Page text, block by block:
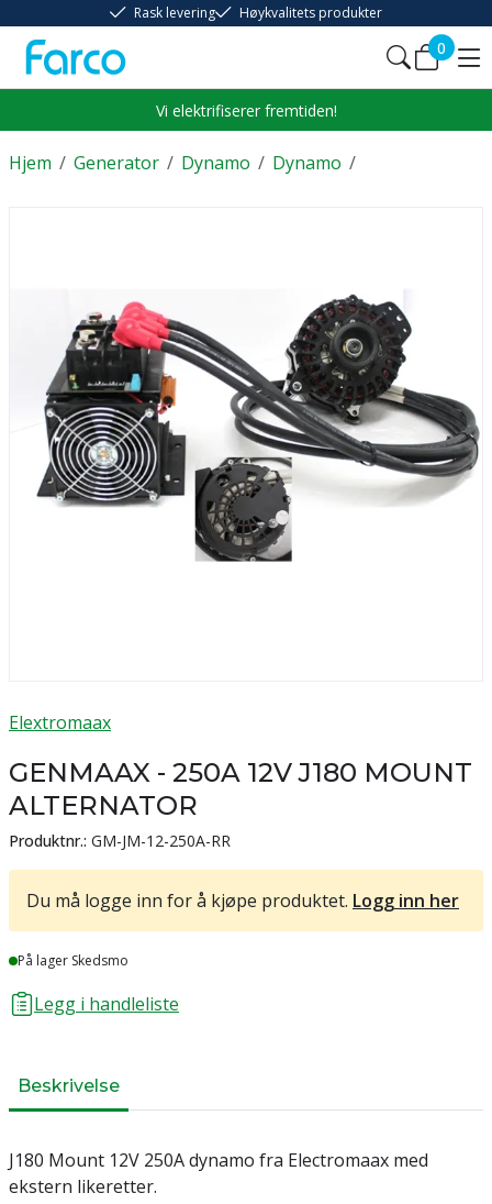
Rask levering Høykvalitets produkter
0
Vi elektrifiserer fremtiden!
/
Hjem /
Generator /
Dynamo /
Dynamo
Elextromaax
GENMAAX - 250A 12V J180 MOUNT
ALTERNATOR
Produktnr.: GM-JM-12-250A-RR
Du må logge inn for å kjøpe produktet. Logg inn her
Lager
På lager Skedsmo
Legg i handleliste
Beskrivelse
J180 Mount 12V 250A dynamo fra Electromaax med
ekstern likeretter.